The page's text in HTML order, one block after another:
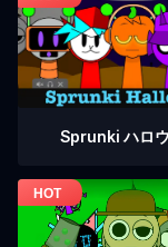
Sprunki ハロ